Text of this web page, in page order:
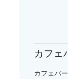
カフェ
カフェバ